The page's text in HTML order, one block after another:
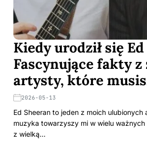
Kiedy urodził się
Fascynujące fakty z
artysty, które
2026-05-13
Ed Sheeran to jeden z moich ulubionych
muzyka towarzyszy mi w wielu
z wielką…